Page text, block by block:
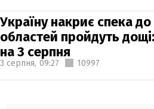
Україну накриє спека до
областей пройдуть
на 3 серпня
3 серпня, 09:27 10997